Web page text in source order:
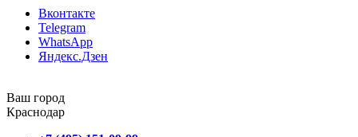
Вконтакте
Telegram
WhatsApp
Яндекс.Дзен
Ваш город
Краснодар